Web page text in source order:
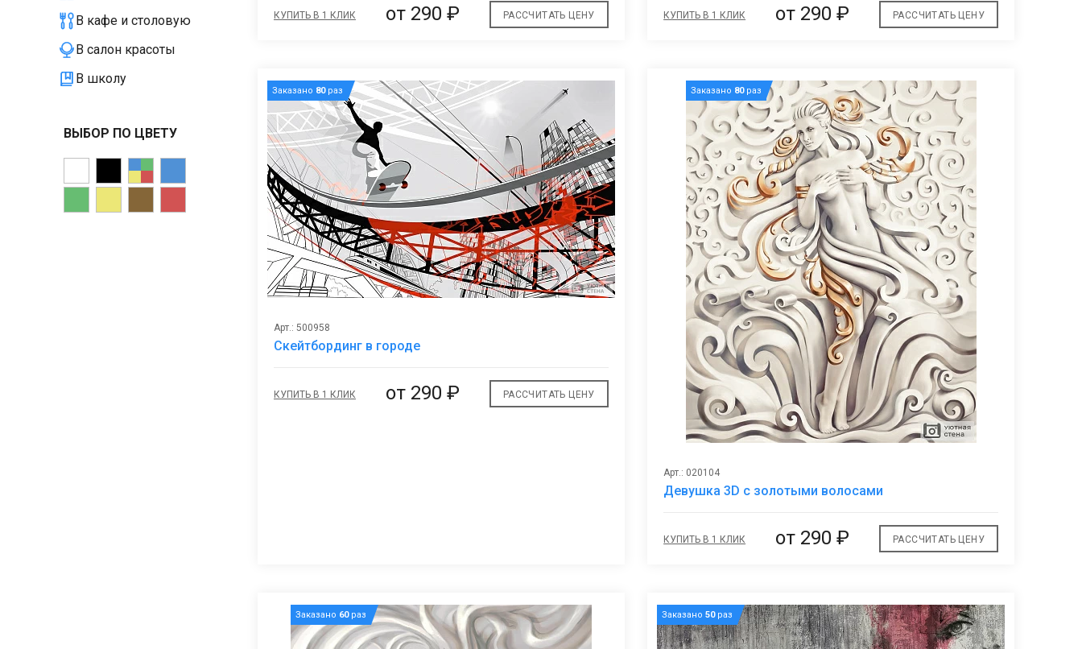
В кафе и столовую
В салон красоты
В школу
ВЫБОР ПО ЦВЕТУ
КУПИТЬ В 1 КЛИК от290 ₽ РАССЧИТАТЬ ЦЕНУ КУПИТЬ В 1 КЛИК от 290 ₽ РАССЧИТАТЬ ЦЕНУ
Заказано 80раз
Арт.: 500958
Скейтбординг в городе
КУПИТЬ В 1 КЛИК от290 ₽ РАССЧИТАТЬ ЦЕНУ
Заказано 80раз
Арт.: 020104
Девушка 3D с золотыми волосами
КУПИТЬ В 1 КЛИК от 290 ₽ РАССЧИТАТЬ ЦЕНУ
Заказано 60раз Заказано50раз